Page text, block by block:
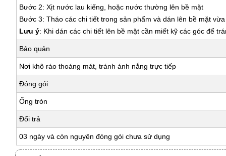
Bước 2: Xịt nước lau kiếng, hoặc nước thường lên bề mặt
Bước 3: Tháo các chi tiết trong sản phẩm và dán lên bề mặt
Lưu ý: Khi dán các chi tiết lên bề mặt cần miết kỹ các góc để
Bảo quản
Nơi khô ráo thoáng mát, tránh ánh nắng trực tiếp
Đóng gói
Ống tròn
Đổi trả
03 ngày và còn nguyên đóng gói chưa sử dụng